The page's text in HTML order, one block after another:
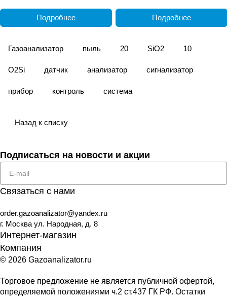
Подробнее
переноснойПодробнее
Газоанализатор пыль 20 SiO2 10
O2Si датчик анализатор сигнализатор
прибор контроль система
Назад к списку
Подписаться на новости и акции
Связаться с нами
order.gazoanalizator@yandex.ru
г. Москва ул. Народная, д. 8
Интернет-магазин
Компания
© 2026 Gazoanalizator.ru
Торговое предложение не является публичной офертой,
определяемой положениями ч.2 ст.437 ГК РФ. Остатки